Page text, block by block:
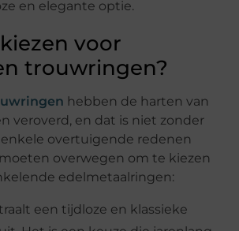
en elegante optie.
voor
trouwringen?
hebben de harten van
veroverd, en dat is niet zonder
enkele overtuigende redenen
overwegen om te kiezen
edelmetaalringen:
een tijdloze en klassieke